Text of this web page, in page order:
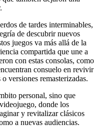
de tardes interminables,
de descubrir nuevos
juegos va más allá de la
compartida que une a
con estas consolas, como
consuelo en revivir
versiones remasterizadas.
personal, sino que
donde los
y revitalizar clásicos
a nuevas audiencias.